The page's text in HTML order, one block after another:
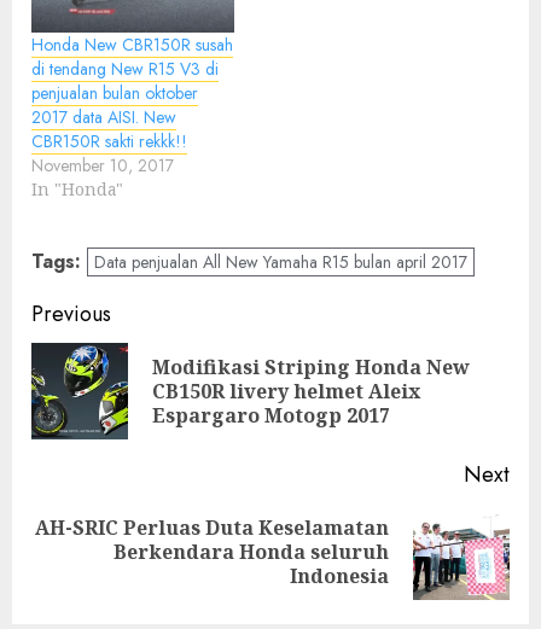
Honda New CBR150R susah
di tendang New R15 V3 di
penjualan bulan oktober
2017 data AISI. New
CBR150R sakti rekkk!!
November 10, 2017
In "Honda"
Tags: Data penjualan All New Yamaha R15 bulan april 2017
Post
navigation
Previous
Modifikasi Striping Honda New
CB150R livery helmet Aleix
Espargaro Motogp 2017
Next
Next
AH-SRIC Perluas Duta Keselamatan
Berkendara Honda seluruh
Indonesia